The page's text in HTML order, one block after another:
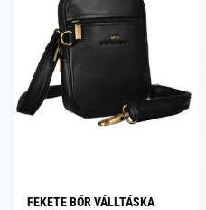
FEKETE BŐR VÁLLTÁSKA